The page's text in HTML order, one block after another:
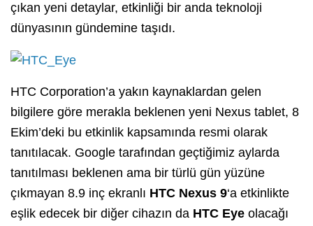
çıkan yeni detaylar, etkinliği bir anda teknoloji
dünyasının gündemine taşıdı.
HTC Corporation’a yakın kaynaklardan gelen
bilgilere göre merakla beklenen yeni Nexus tablet, 8
Ekim’deki bu etkinlik kapsamında resmi olarak
tanıtılacak. Google tarafından geçtiğimiz aylarda
tanıtılması beklenen ama bir türlü gün yüzüne
çıkmayan 8.9 inç ekranlı HTC Nexus 9‘a etkinlikte
eşlik edecek bir diğer cihazın da HTC Eye olacağı